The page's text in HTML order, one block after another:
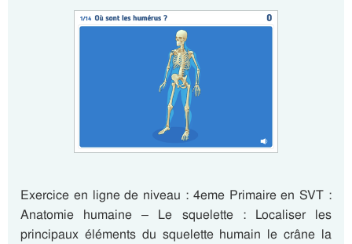
Exercice en ligne de niveau : 4eme Primaire en SVT :
Anatomie humaine – Le squelette : Localiser les
principaux éléments du squelette humain le crâne la